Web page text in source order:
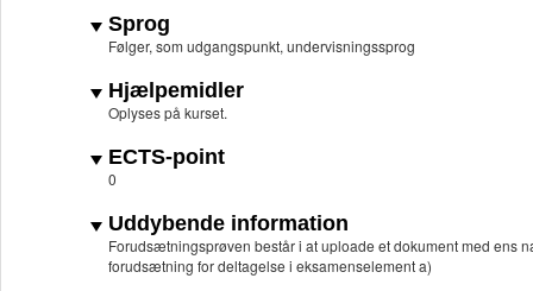
Sprog
Følger, som udgangspunkt, undervisningssprog
Hjælpemidler
Oplyses på kurset.
ECTS-point
0
Uddybende information
Forudsætningsprøven består i at uploade et dokument med
forudsætning for deltagelse i eksamenselement a)